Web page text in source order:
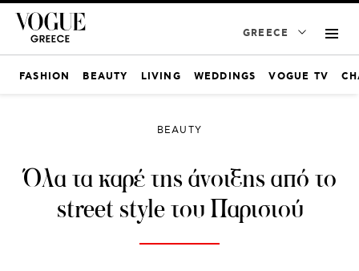
GREECE
FASHION BEAUTY LIVING WEDDINGS VOGUE TV
BEAUTY
Όλα τα καρέ της άνοιξης από το
street style του Παρισιού